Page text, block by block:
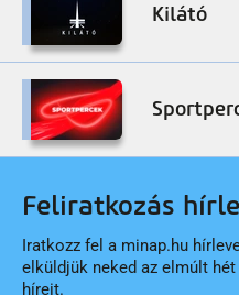
Kilátó
Feliratkozás
Iratkozz fel a minap.hu
elküldjük neked az elmúlt
híreit.